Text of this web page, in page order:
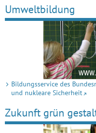
Umweltbildung
Bildungs­service des
und nukleare Sicherheit
Zukunft grün